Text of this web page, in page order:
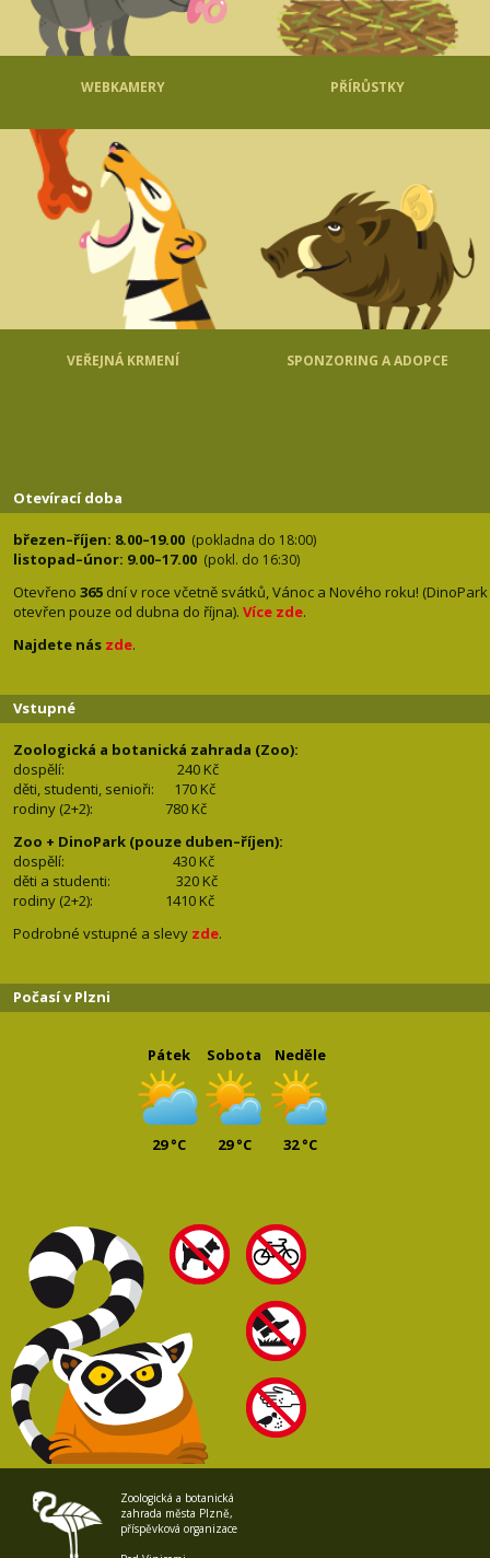
WEBKAMERY PŘÍRŮSTKY
VEŘEJNÁ KRMENÍ SPONZORING A ADOPCE
Otevírací doba
březen–říjen: 8.00–19.00 (pokladna do 18:00)
listopad–únor: 9.00–17.00 (pokl. do 16:30)
Otevřeno 365 dní v roce včetně svátků, Vánoc a Nového roku! (DinoPark
otevřen pouze od dubna do října). Více zde.
Najdete nás zde.
Vstupné
Zoologická a botanická zahrada (Zoo):
dospělí:
240 Kč
děti, studenti, senioři: 170 Kč
rodiny (2+2): 780 Kč
Zoo + DinoPark (pouze duben–říjen):
dospělí: 430 Kč
děti a studenti: 320 Kč
rodiny (2+2): 1410 Kč
Podrobné vstupné a slevy zde.
Počasí v Plzni
Pátek
29 °C
Sobota
29 °C
Neděle
32 °C
Zoologická a botanická
zahrada města Plzně,
příspěvková organizace